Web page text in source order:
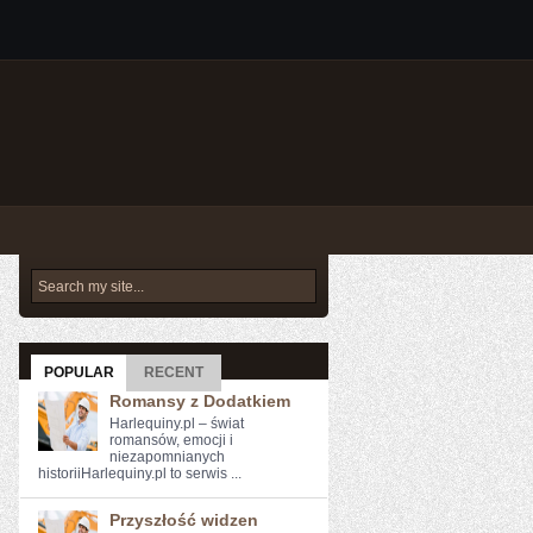
POPULAR RECENT
Romansy z Dodatkiem
Harlequiny.pl – świat
romansów, emocji i
niezapomnianych
historiiHarlequiny.pl to serwis ...
Przyszłość widzen